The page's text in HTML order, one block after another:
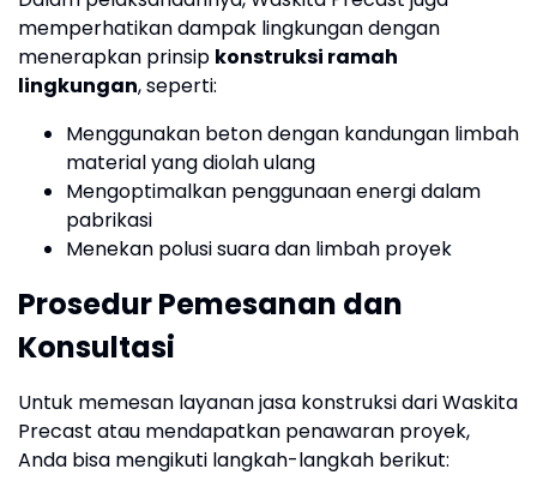
memperhatikan dampak lingkungan dengan
menerapkan prinsip konstruksi ramah
lingkungan, seperti:
Menggunakan beton dengan kandungan limbah
material yang diolah ulang
Mengoptimalkan penggunaan energi dalam
pabrikasi
Menekan polusi suara dan limbah proyek
Prosedur Pemesanan dan
Konsultasi
Untuk memesan layanan jasa konstruksi dari Waskita
Precast atau mendapatkan penawaran proyek,
Anda bisa mengikuti langkah-langkah berikut: